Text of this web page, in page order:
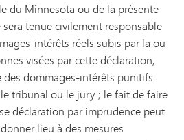
du Minnesota ou de la présente
tenue civilement responsable
intérêts réels subis par la ou
visées par cette déclaration,
des dommages-intérêts punitifs
tribunal ou le jury ; le fait de faire
déclaration par imprudence peut
lieu à des mesures